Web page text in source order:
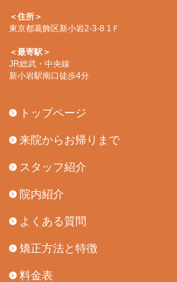
＜住所＞
東京都葛飾区新小岩2-3-8 1Ｆ
＜最寄駅＞
JR総武・中央線
新小岩駅南口徒歩4分
トップページ
来院からお帰りまで
スタッフ紹介
院内紹介
よくある質問
矯正方法と特徴
料金表